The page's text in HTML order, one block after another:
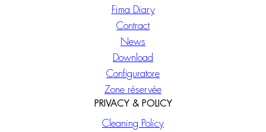
Fima Diary
Contract
News
Download
Configuratore
Zone réservée
PRIVACY & POLICY
Cleaning Policy